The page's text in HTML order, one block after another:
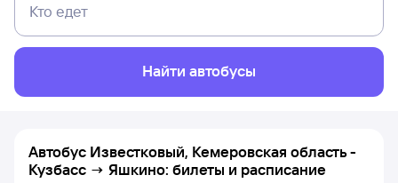
Кто едет
Найти автобусы
Автобус Известковый, Кемеровская область -
Кузбасс → Яшкино: билеты и расписание